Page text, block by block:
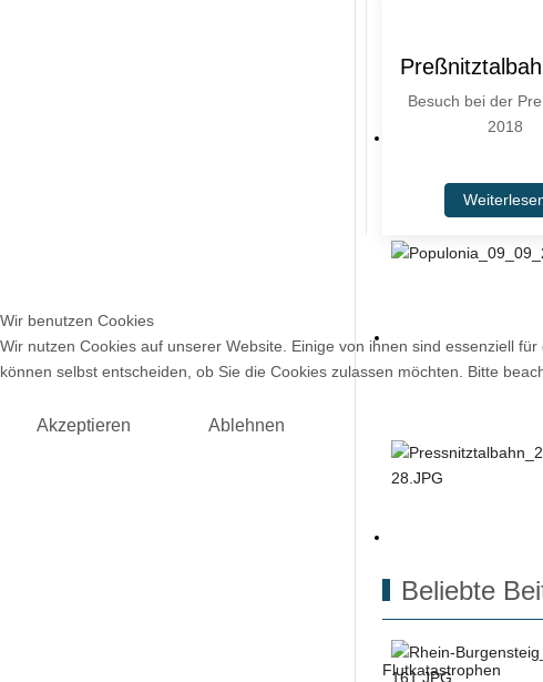
Besuch bei der
2018
Beliebte
Flutkatastrophen
Wir benutzen Cookies
Wir nutzen Cookies auf unserer Website. Einige von ihnen sind essenziell
können selbst entscheiden, ob Sie die Cookies zulassen möchten. Bitte
Akzeptieren Ablehnen